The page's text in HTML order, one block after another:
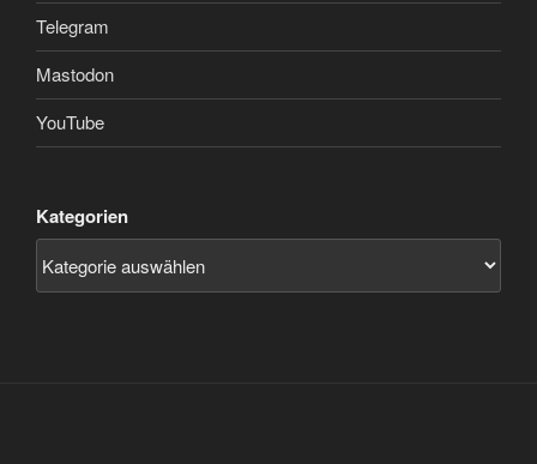
Telegram
Mastodon
YouTube
Kategorien